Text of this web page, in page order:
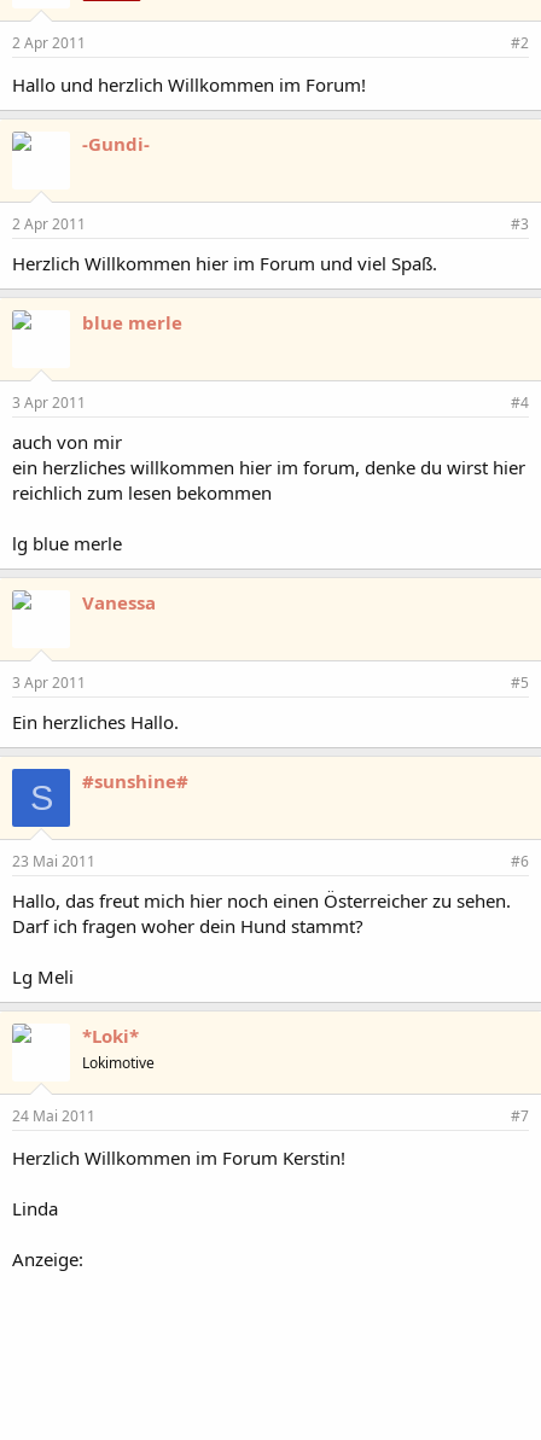
2 Apr 2011 #2
Hallo und herzlich Willkommen im Forum!
-Gundi-
2 Apr 2011 #3
Herzlich Willkommen hier im Forum und viel Spaß.
blue merle
3 Apr 2011 #4
auch von mir
ein herzliches willkommen hier im forum, denke du wirst hier
reichlich zum lesen bekommen
lg blue merle
Vanessa
3 Apr 2011 #5
Ein herzliches Hallo.
S #sunshine#
23 Mai 2011 #6
Hallo, das freut mich hier noch einen Österreicher zu sehen.
Darf ich fragen woher dein Hund stammt?
Lg Meli
*Loki*
Lokimotive
24 Mai 2011 #7
Herzlich Willkommen im Forum Kerstin!
Linda
Anzeige: